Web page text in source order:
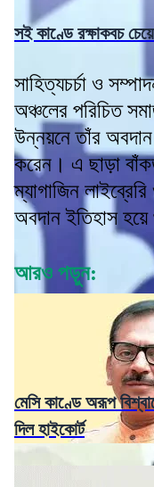
সই কাণ্ডে রক্ষাকবচ
সাহিত্যচর্চা ও
অঞ্চলের পরিচিত
উন্নয়নে তাঁর অবদান
করেন। এ ছাড়া
ম্যাগাজিন
অবদান ইতিহাস হয়ে
আরও পড়ুন:
মেসি কাণ্ডে অরূপ
দিল হাইকোর্ট